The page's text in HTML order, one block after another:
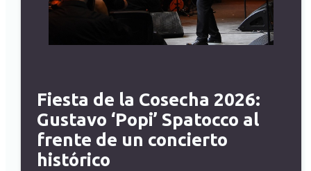
Fiesta de la Cosecha 2026:
Gustavo ‘Popi’ Spatocco al
frente de un concierto
histórico